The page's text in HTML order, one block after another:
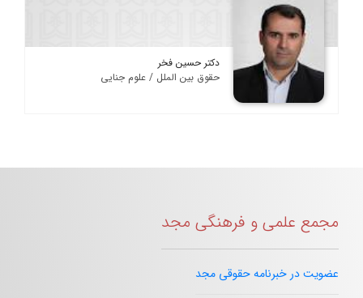
دکتر حسین فخر
حقوق بین الملل / علوم جنایی
مجمع علمی و فرهنگی مجد
عضویت در خبرنامه حقوقی مجد